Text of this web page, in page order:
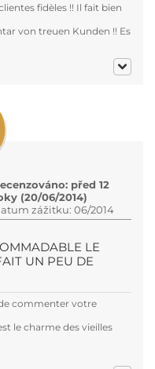
fidèles !! Il fait bien
von treuen Kunden !! Es
před 12
(20/06/2014)
zážitku: 06/2014
LE
UN PEU DE
commenter votre
le charme des vieilles